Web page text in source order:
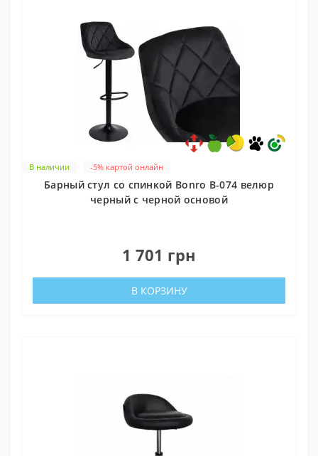
В наличии -5% картой онлайн
Барный стул со спинкой Bonro B-074 велюр
черный с черной основой
1 701 грн
В КОРЗИНУ